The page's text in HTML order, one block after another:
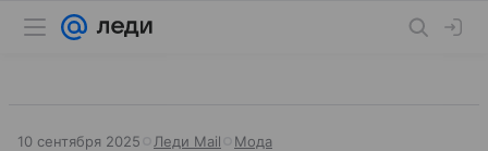
10 сентября 2025 Леди Mail Мода